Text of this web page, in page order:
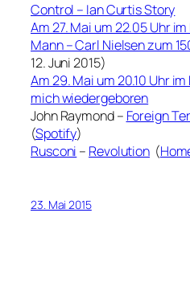
Control – Ian Curtis Story
Am 27. Mai um 22.05 Uhr
Mann – Carl Nielsen zum
12. Juni 2015)
Am 29. Mai um 20.10 Uhr
mich wiedergeboren
John Raymond – Foreign
(Spotify)
Rusconi – Revolution (
23. Mai 2015